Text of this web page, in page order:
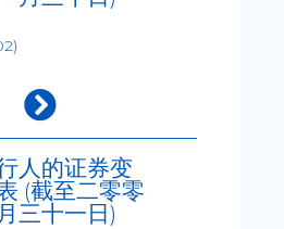
人的证券变
(截至二零零
三十一日)